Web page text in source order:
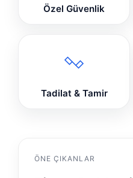
Özel Güvenlik
Tadilat & Tamir
ÖNE ÇIKANLAR